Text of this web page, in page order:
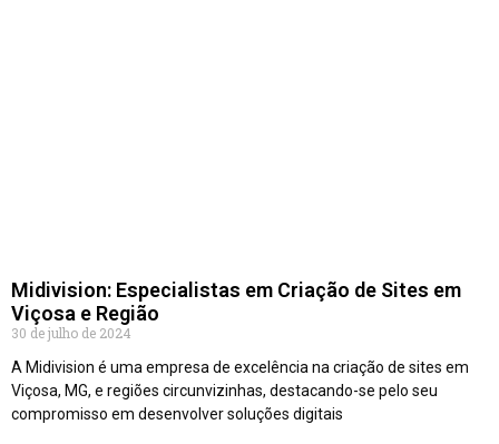
Midivision: Especialistas em Criação de Sites em
Viçosa e Região
30 de julho de 2024
A Midivision é uma empresa de excelência na criação de sites em
Viçosa, MG, e regiões circunvizinhas, destacando-se pelo seu
compromisso em desenvolver soluções digitais